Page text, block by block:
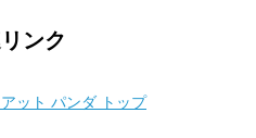
ンク
ット パンダ トップ